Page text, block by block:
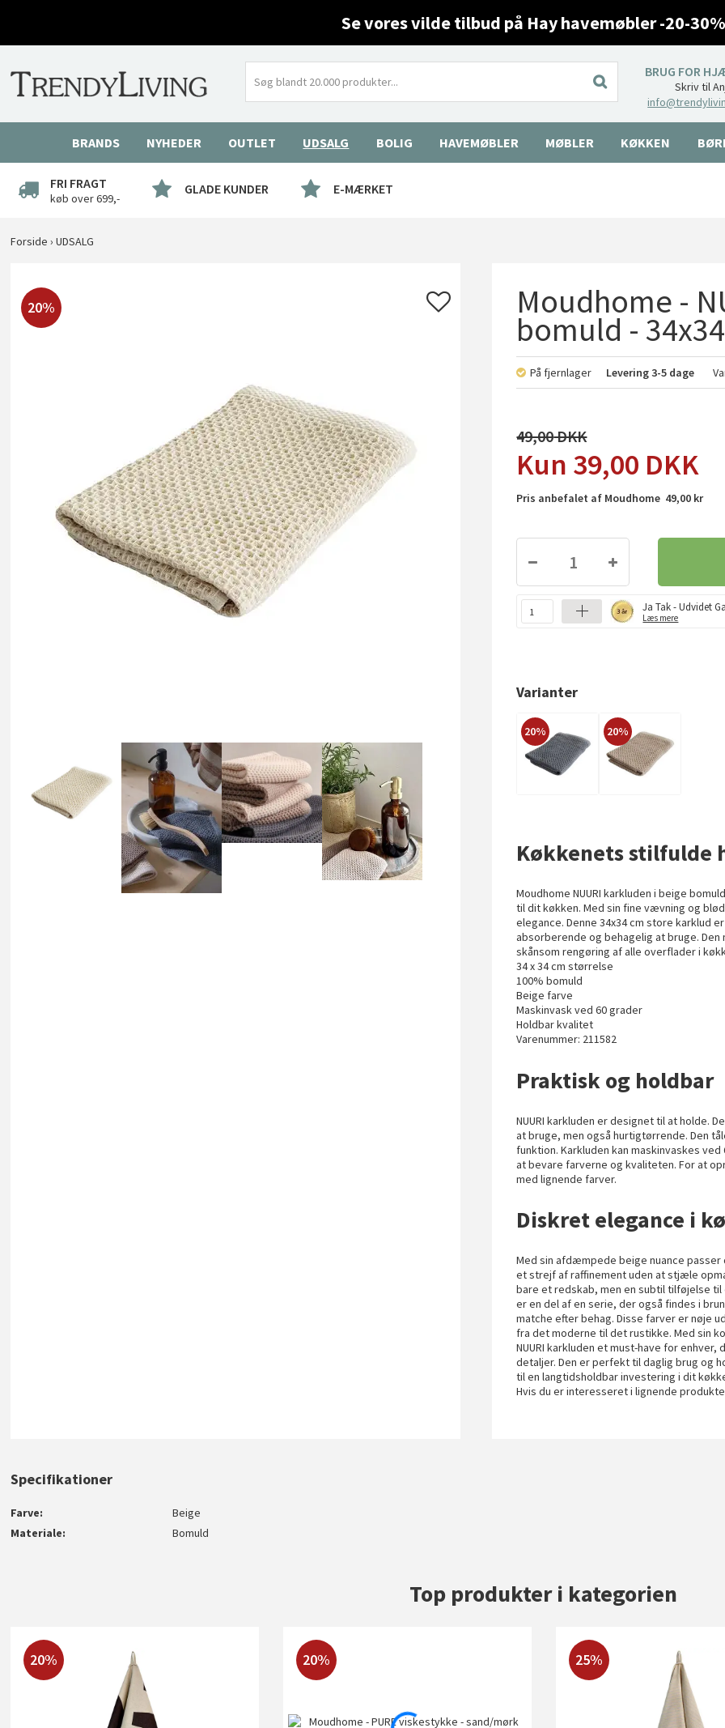
Se vores vilde tilbud på Hay havemøbler -20-
BRUG FOR
Skriv til
BRANDS NYHEDER OUTLET UDSALG BOLIG HAVEMØBLER MØBLER KØKKEN
FRI FRAGT
køb over 699,-
GLADE KUNDER E-MÆRKET
Forside ›UDSALG
20% Moudhome -
bomuld -
På fjernlager Levering3-5 dage
49,00
39,00 DKK
Pris anbefalet af Moudhome 49,00 kr
Ja Tak - Udvidet
Læs mere
Varianter
20% 20%
Køkkenets stilfulde
Moudhome NUURI karkluden i beige
til dit køkken. Med sin fine vævning og
elegance. Denne 34x34 cm store karklud
absorberende og behagelig at bruge.
skånsom rengøring af alle overflader i
34 x 34 cm størrelse
100% bomuld
Beige farve
Maskinvask ved 60 grader
Holdbar kvalitet
Varenummer: 211582
Praktisk og holdbar
NUURI karkluden er designet til at holde.
at bruge, men også hurtigtørrende. Den
funktion. Karkluden kan maskinvaskes
at bevare farverne og kvaliteten. For at
med lignende farver.
Diskret elegance i
Med sin afdæmpede beige nuance
et strejf af raffinement uden at stjæle
bare et redskab, men en subtil tilføjelse
er en del af en serie, der også findes i
matche efter behag. Disse farver er nøje
fra det moderne til det rustikke. Med sin
NUURI karkluden et must-have for
detaljer. Den er perfekt til daglig brug og
til en langtidsholdbar investering i dit
Hvis du er interesseret i lignende
Specifikationer
Farve
Beige
Materiale
Bomuld
Top produkter i kategorien
20% 20% 25%